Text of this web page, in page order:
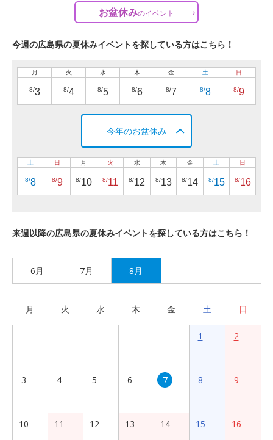
お盆休みのイベント
今週の広島県の夏休みイベントを探している方はこちら！
月
8/3
火
8/4
水
8/5
木
8/6
金
8/7
土
8/8
日
8/9
今年のお盆休み
土
8/8
日
8/9
月
8/10
火
8/11
水
8/12
木
8/13
金
8/14
土
8/15
日
8/16
来週以降の広島県の夏休みイベントを探している方はこちら！
6月 7月 8月
月 火 水 木 金 土 日
1 2
3 4 5 6 7 8 9
10
11
12
13
14
15
16